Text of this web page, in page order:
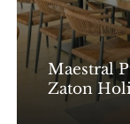
Holiday
Resorta
Maestral
Zaton